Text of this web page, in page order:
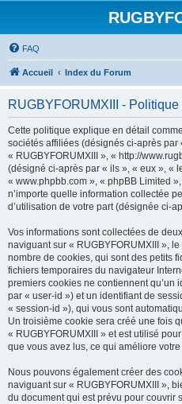
FAQ
Accueil Index du Forum
RUGBYFORUMXIII -
Cette politique explique en détail
sociétés affiliées (désignés ci-après par
« RUGBYFORUMXIII », « http://
(désigné ci-après par « ils », « eux », «
« www.phpbb.com », « phpBB Limited
n’importe quelle information collectée
d’utilisation de votre part (désignée ci-
Vos informations sont collectées de
naviguant sur « RUGBYFORUMXIII »,
nombre de cookies, qui sont des petits
fichiers temporaires du navigateur
premiers cookies ne contiennent qu’un
par « user-id ») et un identifiant de
« session-id »), qui vous sont
Un troisième cookie sera créé une fois
« RUGBYFORUMXIII » et est utilisé
que vous avez lus, ce qui améliore
Nous pouvons également créer des
naviguant sur « RUGBYFORUMXIII »,
du document qui est prévu pour couvrir